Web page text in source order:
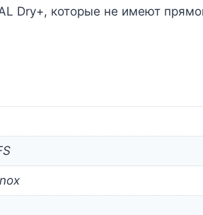
Dry+, которые не имеют